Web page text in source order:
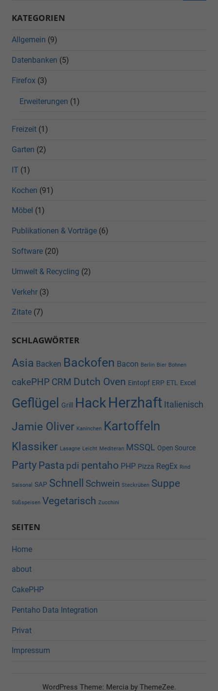
KATEGORIEN
Allgemein (9)
Datenbanken (5)
Firefox (3)
Erweiterungen (1)
Freizeit (1)
Garten (2)
IT (1)
Kochen (91)
Möbel (1)
Publikationen & Vorträge (6)
Software (20)
Umwelt & Recycling (2)
Verkehr (3)
Zitate (7)
SCHLAGWÖRTER
Asia Backen Backofen Bacon Berlin Bier Bohnen
cakePHP CRM Dutch Oven Eintopf ERP ETL Excel
Geflügel Grill HackHerzhaft Italienisch
Jamie Oliver Kaninchen Kartoffeln
Klassiker Lasagne Leicht Mediteran MSSQL Open Source
Party Pasta pdi pentaho PHP Pizza RegEx Rind
Saisonal SAP Schnell Schwein Steckrüben Suppe
Süßspeisen Vegetarisch Zucchini
SEITEN
Home
about
CakePHP
Pentaho Data Integration
Privat
Impressum
WordPress Theme: Mercia by ThemeZee.